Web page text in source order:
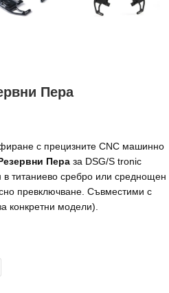
Пера
с прецизните CNC машинно
Пера за DSG/S tronic
в титаниево сребро или среднощен
превключване. Съвместими с
конкретни модели).